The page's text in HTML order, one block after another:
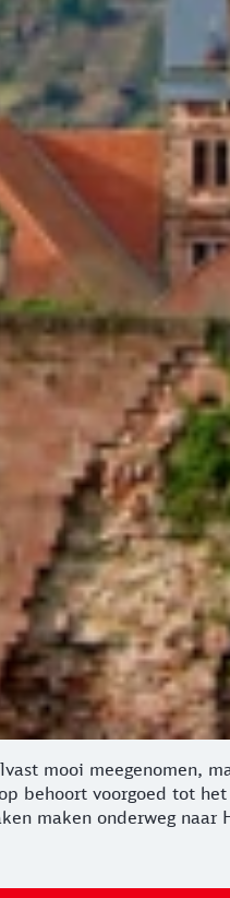
mooi meegenomen,
behoort voorgoed tot
maken onderweg naar